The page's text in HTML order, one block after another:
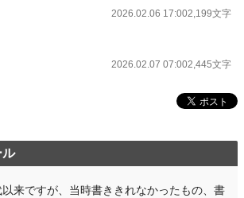
2026.02.06 17:002,199文字
2026.02.07 07:002,445文字
ル
来ですが、当時書ききれなかったもの、書